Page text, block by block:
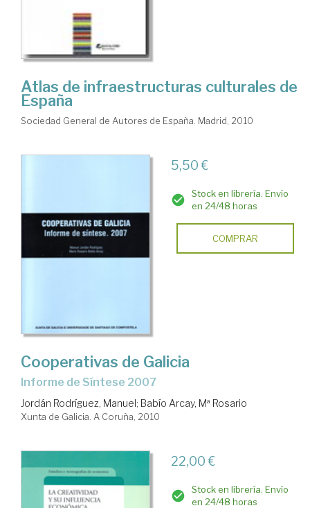
Atlas de infraestructuras culturales de
España
Sociedad General de Autores de España. Madrid, 2010
5,50 €
Stock en librería. Envío
en 24/48 horas
COMPRAR
Cooperativas de Galicia
Informe de Síntese 2007
Jordán Rodríguez, Manuel; Babío Arcay, Mª Rosario
Xunta de Galicia. A Coruña, 2010
22,00 €
Stock en librería. Envío
en 24/48 horas